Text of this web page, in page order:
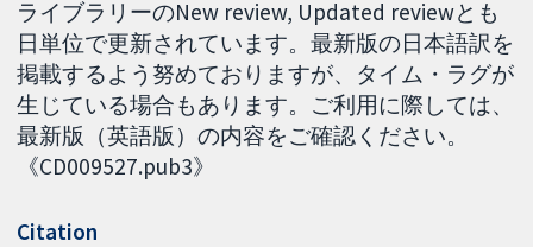
ライブラリーのNew review, Updated reviewとも
日単位で更新されています。最新版の日本語訳を
掲載するよう努めておりますが、タイム・ラグが
生じている場合もあります。ご利用に際しては、
最新版（英語版）の内容をご確認ください。
《CD009527.pub3》
Citation